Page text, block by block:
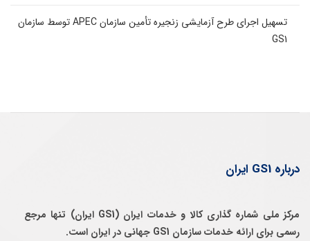
تسهیل اجرای طرح آزمایشی زنجیره تأمین سازمان APEC توسط سازمان
GS1
درباره GS1 ایران
مرکز ملی شماره گذاری کالا و خدمات ایران (GS1 ایران) تنها مرجع
رسمی برای ارائه خدمات سازمان GS1 جهانی در ایران است.